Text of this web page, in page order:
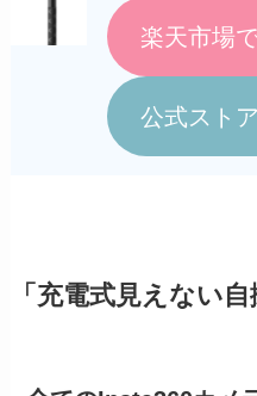
楽天市場
公式スト
「充電式見えない